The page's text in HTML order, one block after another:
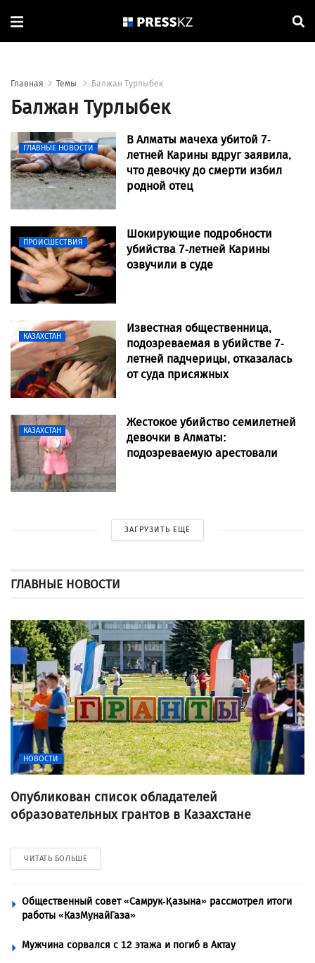
Главная Темы Балжан Турлыбек
Балжан Турлыбек
ГЛАВНЫЕ НОВОСТИ
В Алматы мачеха убитой 7-
летней Карины вдруг заявила,
что девочку до смерти избил
родной отец
ПРОИСШЕСТВИЯ
Шокирующие подробности
убийства 7-летней Карины
озвучили в суде
КАЗАХСТАН
Известная общественница,
подозреваемая в убийстве 7-
летней падчерицы, отказалась
от суда присяжных
КАЗАХСТАН
Жестокое убийство семилетней
девочки в Алматы:
подозреваемую арестовали
ЗАГРУЗИТЬ ЕЩЕ
ГЛАВНЫЕ НОВОСТИ
НОВОСТИ
Опубликован список обладателей
образовательных грантов в Казахстане
ЧИТАТЬ БОЛЬШЕ
Общественный совет «Самрук-Қазына» рассмотрел итоги
работы «КазМунайГаза»
Мужчина сорвался с 12 этажа и погиб в Актау